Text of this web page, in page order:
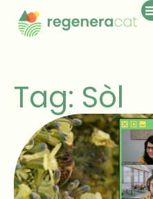
Tag: Sòl